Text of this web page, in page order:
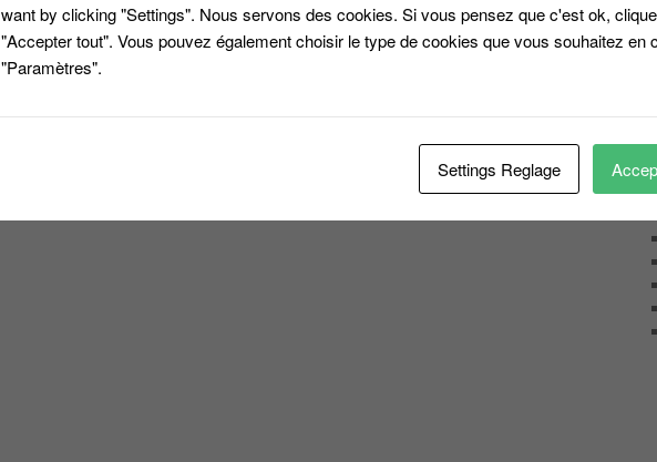
want by clicking "Settings". Nous servons des cookies. Si vous pensez que c'est ok,
"Accepter tout". Vous pouvez également choisir le type de cookies que vous souhaitez en
"Paramètres".
Settings Reglage